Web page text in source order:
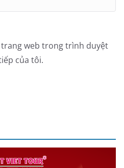
web trong trình duyệt
của tôi.